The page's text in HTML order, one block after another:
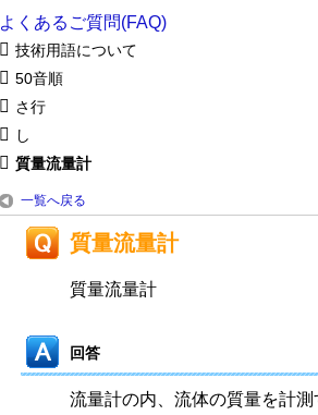
よくあるご質問(FAQ)
技術用語について
50音順
さ行
し
質量流量計
一覧へ戻る
質量流量計
質量流量計
回答
流量計の内、流体の質量を計